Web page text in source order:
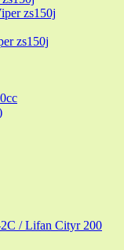
zs150j
zs150j
/ Lifan Cityr 200